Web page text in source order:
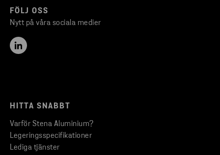
FÖLJ OSS
Nytt på våra sociala medier
HITTA SNABBT
Varför Stena Aluminium?
Legeringsspecifikationer
Lediga tjänster